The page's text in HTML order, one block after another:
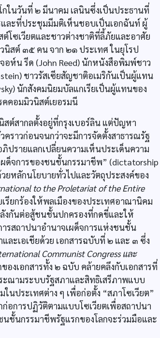
ในวันที่ ๒ มีนาคม เลนินซึ่งเป็นประธานที่
และที่ประชุมมีมติเห็นชอบเป็นเอกฉันท์ ผู้
โซเวียตและชาวต่างชาติที่ลี้ภัยและอาศัย
นิสต์ ๓๕ คน จาก ๒๑ ประเทศ ในยุโรป
อห์น รีด (John Reed) นักหนังสือพิมพ์ชาว
ชาวรัสเซียสัญชาติอเมริกันเป็นผู้แทน
นักสังคมนิยมบัลแกเรียเป็นผู้แทนของ
คอมมิวนิสต์เยอรมนี
ต์สากลตั้งอยู่ที่กรุงเบอร์ลิน แต่ปัญหา
ราวก่อนจนกว่าจะมีการจัดตั้งสาธารณรัฐ
ปรายแลกเปลี่ยนความเห็นประเด็นความ
ผด็จการของชนชั้นกรรมาชีพ” (dictatorship
หลักนโยบายทั่วไปและวัตถุประสงค์ของ
to the Proletariat of the Entire
รียกร้องให้พลเมืองของประเทศอาณานิคม
งกันต่อสู้ชนชั้นปกครองที่กดขี่และให้
รสถาปนาอำนาจเผด็จการแห่งชนชั้น
ะเอเชียด้วย เอกสารฉบับที่ ๒ และ ๓ ซึ่ง
Communist Congress และ
องเอกสารทั้ง ๒ ฉบับ คล้ายคลึงกับเอกสารที่
ะณามระบบรัฐสภาและสิทธิเสรีภาพแบบ
นประเทศต่าง ๆ เพื่อก่อตั้ง “สภาโซเวียต”
อการปฏิวัติตามแบบโซเวียตเพื่อสถาปนา
ชั้นกรรมาชีพรัฐแรกของโลกจะร่วมมือและ